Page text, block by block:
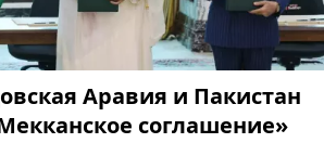
Аравия и Пакистан
соглашение»